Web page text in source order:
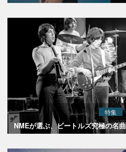
特集
NMEが選ぶ、ビートルズ究極の名